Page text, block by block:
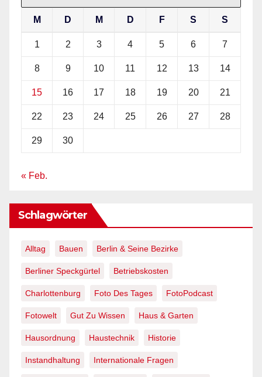
M D M D F S S
1 2 3 4 5 6 7
8 9 10 11 12 13 14
15 16 17 18 19 20 21
22 23 24 25 26 27 28
29 30
« Feb.
Schlagwörter
Alltag Bauen Berlin & Seine Bezirke
Berliner Speckgürtel Betriebskosten
Charlottenburg Foto Des Tages FotoPodcast
Fotowelt Gut Zu Wissen Haus & Garten
Hausordnung Haustechnik Historie
Instandhaltung Internationale Fragen